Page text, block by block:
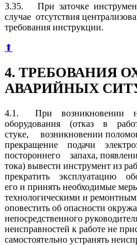
3.35. При заточке
случае отсутствия
требования инструкции.
⬆
4. ТРЕБОВАНИЯ
АВАРИЙНЫХ
4.1. При возникновении
оборудования (отказ в
стуке, возникновении
прекращение подачи
постороннего запаха,
тока) вывести инструмент из
прекратить эксплуатацию
его и принять необходимые
технологическими и
оповестить об опасности
непосредственного
неисправностей к работе не
самостоятельно устранять